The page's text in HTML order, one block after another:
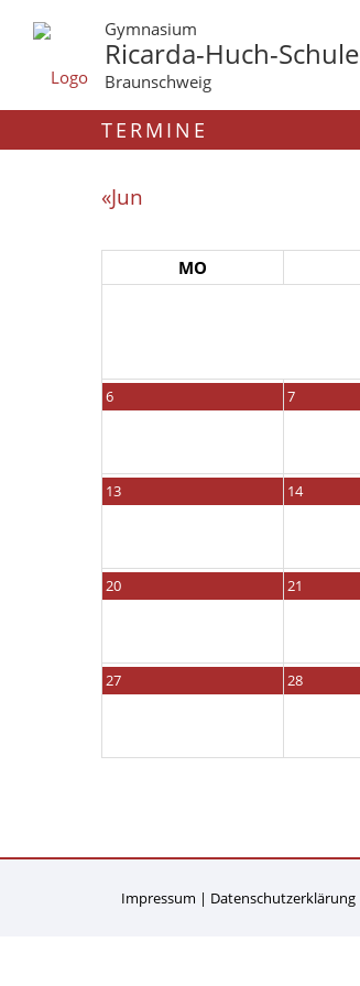
Gymnasium
Ricarda-Huch-Schule
Braunschweig
TERMINE
«Jun
MO
6 7
13 14
20 21
27 28
Impressum Datenschutzerklärung